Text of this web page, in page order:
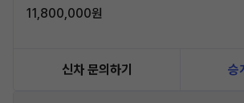
11,800,000원
신차 문의하기 승